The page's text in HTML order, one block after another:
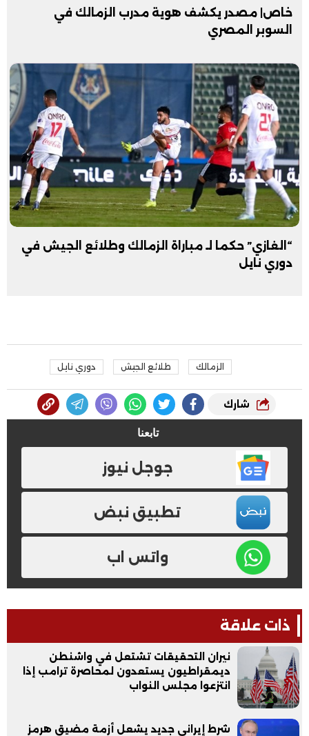
خاص| مصدر يكشف هوية مدرب الزمالك في
السوبر المصري
“الغازي” حكما لـ مباراة الزمالك وطلائع الجيش في
دوري نايل
الزمالك طلائع الجيش دوري نايل
شارك
تابعنا
جوجل نيوز
تطبيق نبض
واتس اب
ذات علاقة
نيران التحقيقات تشتعل في واشنطن
ديمقراطيون يستعدون لمحاصرة ترامب إذا
انتزعوا مجلس النواب
شرط إيراني جديد يشعل أزمة مضيق هرمز